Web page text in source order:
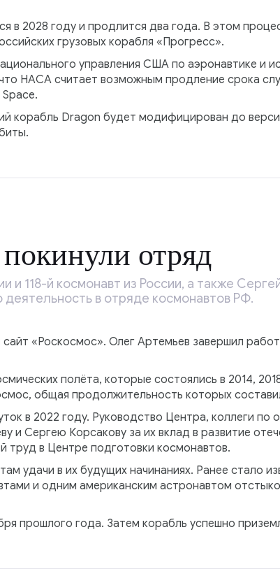
в 2028 году и продлится два года. В этом
грузовых корабля «Прогресс».
управления США по аэронавтике и
НАСА считает возможным продление срока
корабль Dragon будет модифицирован до
отряд
и 118-й космонавт из России, а также
в отряде космонавтов РФ.
«Роскосмос». Олег Артемьев завершил
полёта, которые состоялись в 2014,
общая продолжительность которых
в 2022 году. Руководство Центра, коллеги
и Сергею Корсакову за их вклад в развитие
труд в Центре подготовки космонавтов.
удачи в их будущих начинаниях. Ранее стало
и одним американским астронавтом
прошлого года. Затем корабль успешно